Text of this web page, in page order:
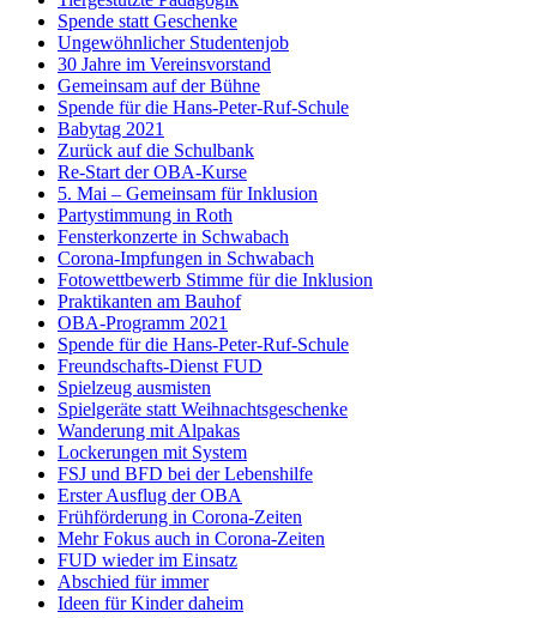
Spende statt Geschenke
Ungewöhnlicher Studentenjob
30 Jahre im Vereinsvorstand
Gemeinsam auf der Bühne
Spende für die Hans-Peter-Ruf-Schule
Babytag 2021
Zurück auf die Schulbank
Re-Start der OBA-Kurse
5. Mai – Gemeinsam für Inklusion
Partystimmung in Roth
Fensterkonzerte in Schwabach
Corona-Impfungen in Schwabach
Fotowettbewerb Stimme für die Inklusion
Praktikanten am Bauhof
OBA-Programm 2021
Spende für die Hans-Peter-Ruf-Schule
Freundschafts-Dienst FUD
Spielzeug ausmisten
Spielgeräte statt Weihnachtsgeschenke
Wanderung mit Alpakas
Lockerungen mit System
FSJ und BFD bei der Lebenshilfe
Erster Ausflug der OBA
Frühförderung in Corona-Zeiten
Mehr Fokus auch in Corona-Zeiten
FUD wieder im Einsatz
Abschied für immer
Ideen für Kinder daheim